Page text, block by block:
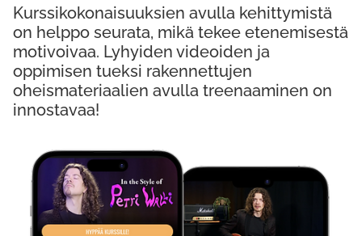
Kurssikokonaisuuksien avulla kehittymistä
on helppo seurata, mikä tekee etenemisestä
motivoivaa. Lyhyiden videoiden ja
oppimisen tueksi rakennettujen
oheismateriaalien avulla treenaaminen on
innostavaa!